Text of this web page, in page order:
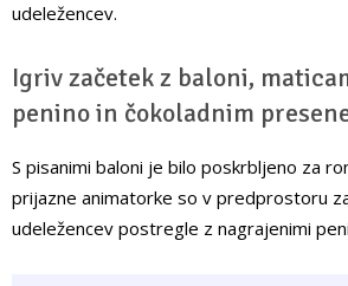
udeležencev.
Igriv začetek z baloni,
penino in čokoladnim
S pisanimi baloni je bilo poskrbljeno za
prijazne animatorke so v predprostoru
udeležencev postregle z nagrajenimi